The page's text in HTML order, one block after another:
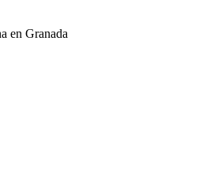
en Granada